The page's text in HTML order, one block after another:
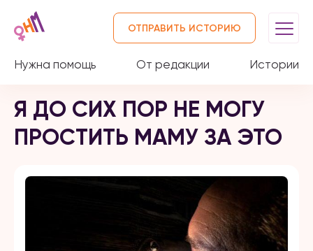
Нужна помощь От редакции Истории
ОТПРАВИТЬ ИСТОРИЮ
Я ДО СИХ ПОР НЕ МОГУ
ПРОСТИТЬ МАМУ ЗА ЭТО